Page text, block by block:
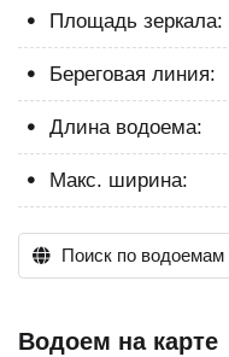
Площадь зеркала:
Береговая линия:
Длина водоема:
Макс. ширина:
Поиск по водоемам
Водоем на карте